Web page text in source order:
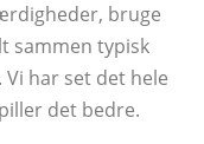
bruge
sammen typisk
har set det hele
det bedre.